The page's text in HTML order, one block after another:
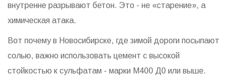
внутренне разрывают бетон. Это - не «старение», а
химическая атака.
Вот почему в Новосибирске, где зимой дороги посыпают
солью, важно использовать цемент с высокой
стойкостью к сульфатам - марки М400 Д0 или выше.